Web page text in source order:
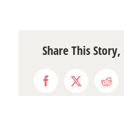
Share This
Facebook
X